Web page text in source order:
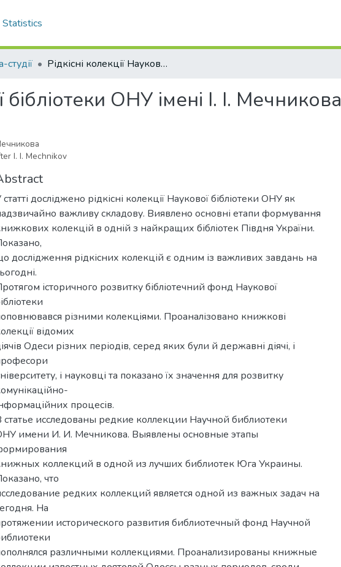
Statistics
студії Рідкісні колекції Наукової бібліотеки ОНУ імені І. І. Мечникова
бібліотеки ОНУ імені І. І. Мечникова
I. I. Mechnikov
статті досліджено рідкісні колекції Наукової бібліотеки ОНУ як
важливу складову. Виявлено основні етапи формування
колекцій в одній з найкращих бібліотек Півдня України.
дослідження рідкісних колекцій є одним із важливих завдань на
історичного розвитку бібліотечний фонд Наукової
різними колекціями. Проаналізовано книжкові
відомих
Одеси різних періодів, серед яких були й державні діячі, і
і науковці та показано їх значення для розвитку
процесів.
статье исследованы редкие коллекции Научной библиотеки
имени И. И. Мечникова. Выявлены основные этапы
коллекций в одной из лучших библиотек Юга Украины.
что
редких коллекций является одной из важных задач на
На
исторического развития библиотечный фонд Научной
различными коллекциями. Проанализированы книжные